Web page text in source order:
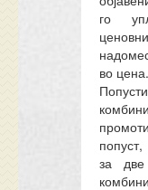
го
во цена.
за